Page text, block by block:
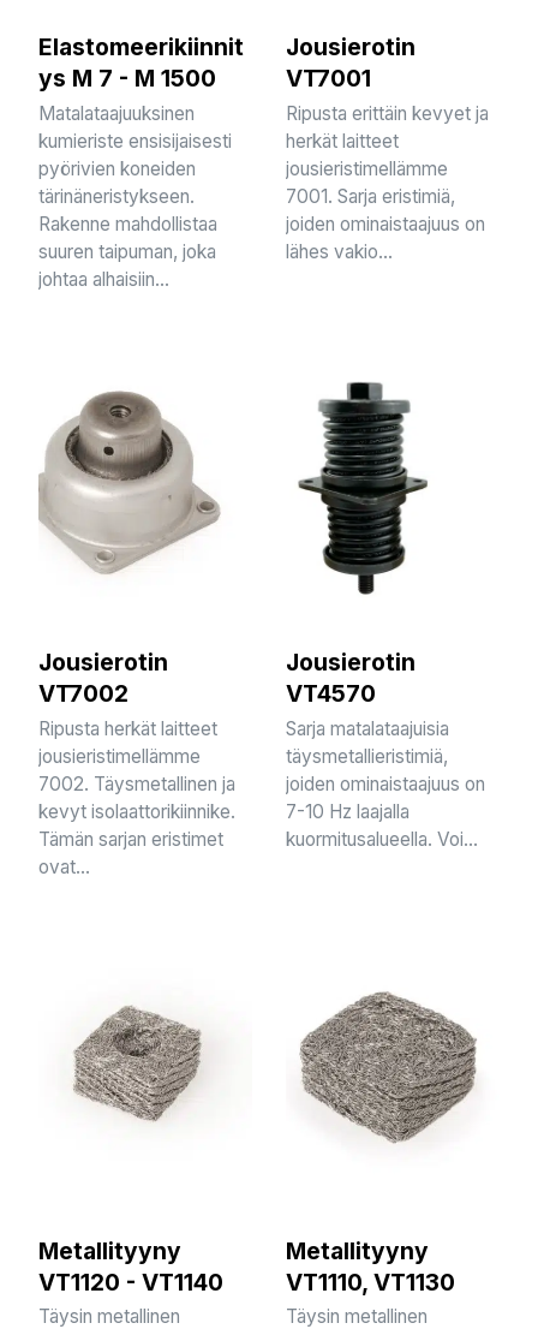
Elastomeerikiinnit
ys M 7 - M 1500
Matalataajuuksinen
kumieriste ensisijaisesti
pyörivien koneiden
tärinäneristykseen.
Rakenne mahdollistaa
suuren taipuman, joka
johtaa alhaisiin...
Jousierotin
VT7001
Ripusta erittäin kevyet ja
herkät laitteet
jousieristimellämme
7001. Sarja eristimiä,
joiden ominaistaajuus on
lähes vakio...
Jousierotin
VT7002
Ripusta herkät laitteet
jousieristimellämme
7002. Täysmetallinen ja
kevyt isolaattorikiinnike.
Tämän sarjan eristimet
ovat...
Jousierotin
VT4570
Sarja matalataajuisia
täysmetallieristimiä,
joiden ominaistaajuus on
7-10 Hz laajalla
kuormitusalueella. Voi...
Metallityyny
VT1120 - VT1140
Täysin metallinen
Metallityyny
VT1110, VT1130
Täysin metallinen